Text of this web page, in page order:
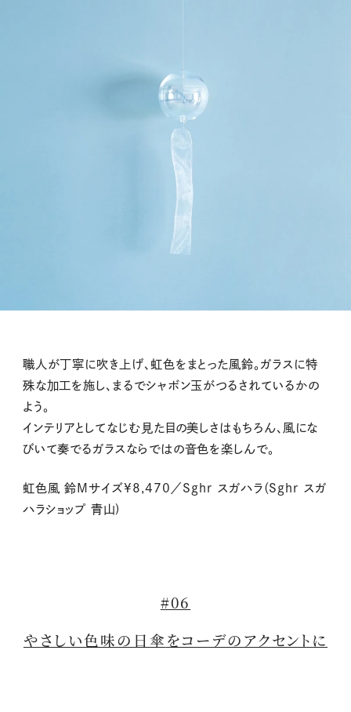
職人が丁寧に吹き上げ、虹色をまとった風鈴。ガラスに特
殊な加工を施し、まるでシャボン玉がつるされているかの
よう。
インテリアとしてなじむ見た目の美しさはもちろん、風にな
びいて奏でるガラスならではの音色を楽しんで。
虹色風 鈴Mサイズ¥8,470／Sghr スガハラ（Sghr スガ
ハラショップ 青山)
#06
やさしい色味の 日傘をコーデのアクセントに